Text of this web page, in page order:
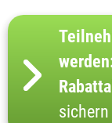
sichern